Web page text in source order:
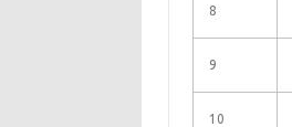
8
9
10